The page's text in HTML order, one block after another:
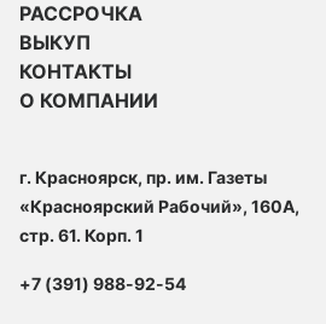
РАССРОЧКА
ВЫКУП
КОНТАКТЫ
О КОМПАНИИ
г. Красноярск, пр. им. Газеты
«Красноярский Рабочий», 160А,
стр. 61. Корп. 1
+7 (391) 988-92-54